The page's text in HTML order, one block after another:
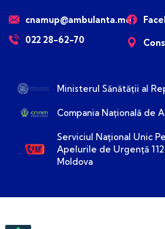
cnamup@ambulanta.md
022 28-62-70
Ministerul Sănătății al
Compania Națională de
Serviciul Naţional Unic
Apelurile de Urgenţă
Moldova